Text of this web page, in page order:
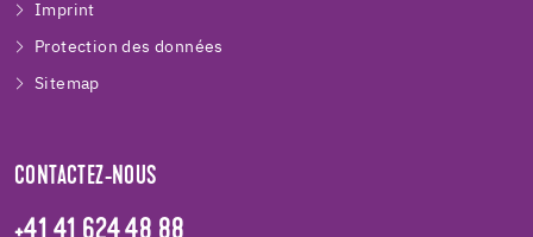
Imprint
Protection des données
Sitemap
CONTACTEZ-NOUS